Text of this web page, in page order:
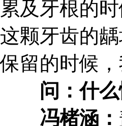
累及牙根的
这颗牙齿的
保留的时候
问：什么
冯楮涵：